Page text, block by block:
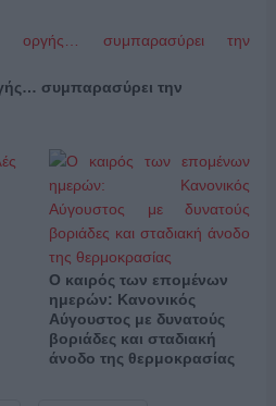
συμπαρασύρει την
Ο καιρός των επομένων
ημερών: Κανονικός
Αύγουστος με δυνατούς
βοριάδες και σταδιακή
άνοδο της θερμοκρασίας